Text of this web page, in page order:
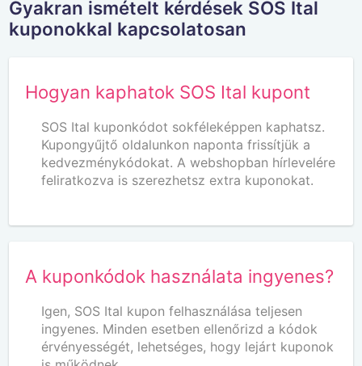
Gyakran ismételt kérdések SOS Ital
kuponokkal kapcsolatosan
Hogyan kaphatok SOS Ital kupont
SOS Ital kuponkódot sokféleképpen kaphatsz.
Kupongyűjtő oldalunkon naponta frissítjük a
kedvezménykódokat. A webshopban hírlevelére
feliratkozva is szerezhetsz extra kuponokat.
A kuponkódok használata ingyenes?
Igen, SOS Ital kupon felhasználása teljesen
ingyenes. Minden esetben ellenőrizd a kódok
érvényességét, lehetséges, hogy lejárt kuponok